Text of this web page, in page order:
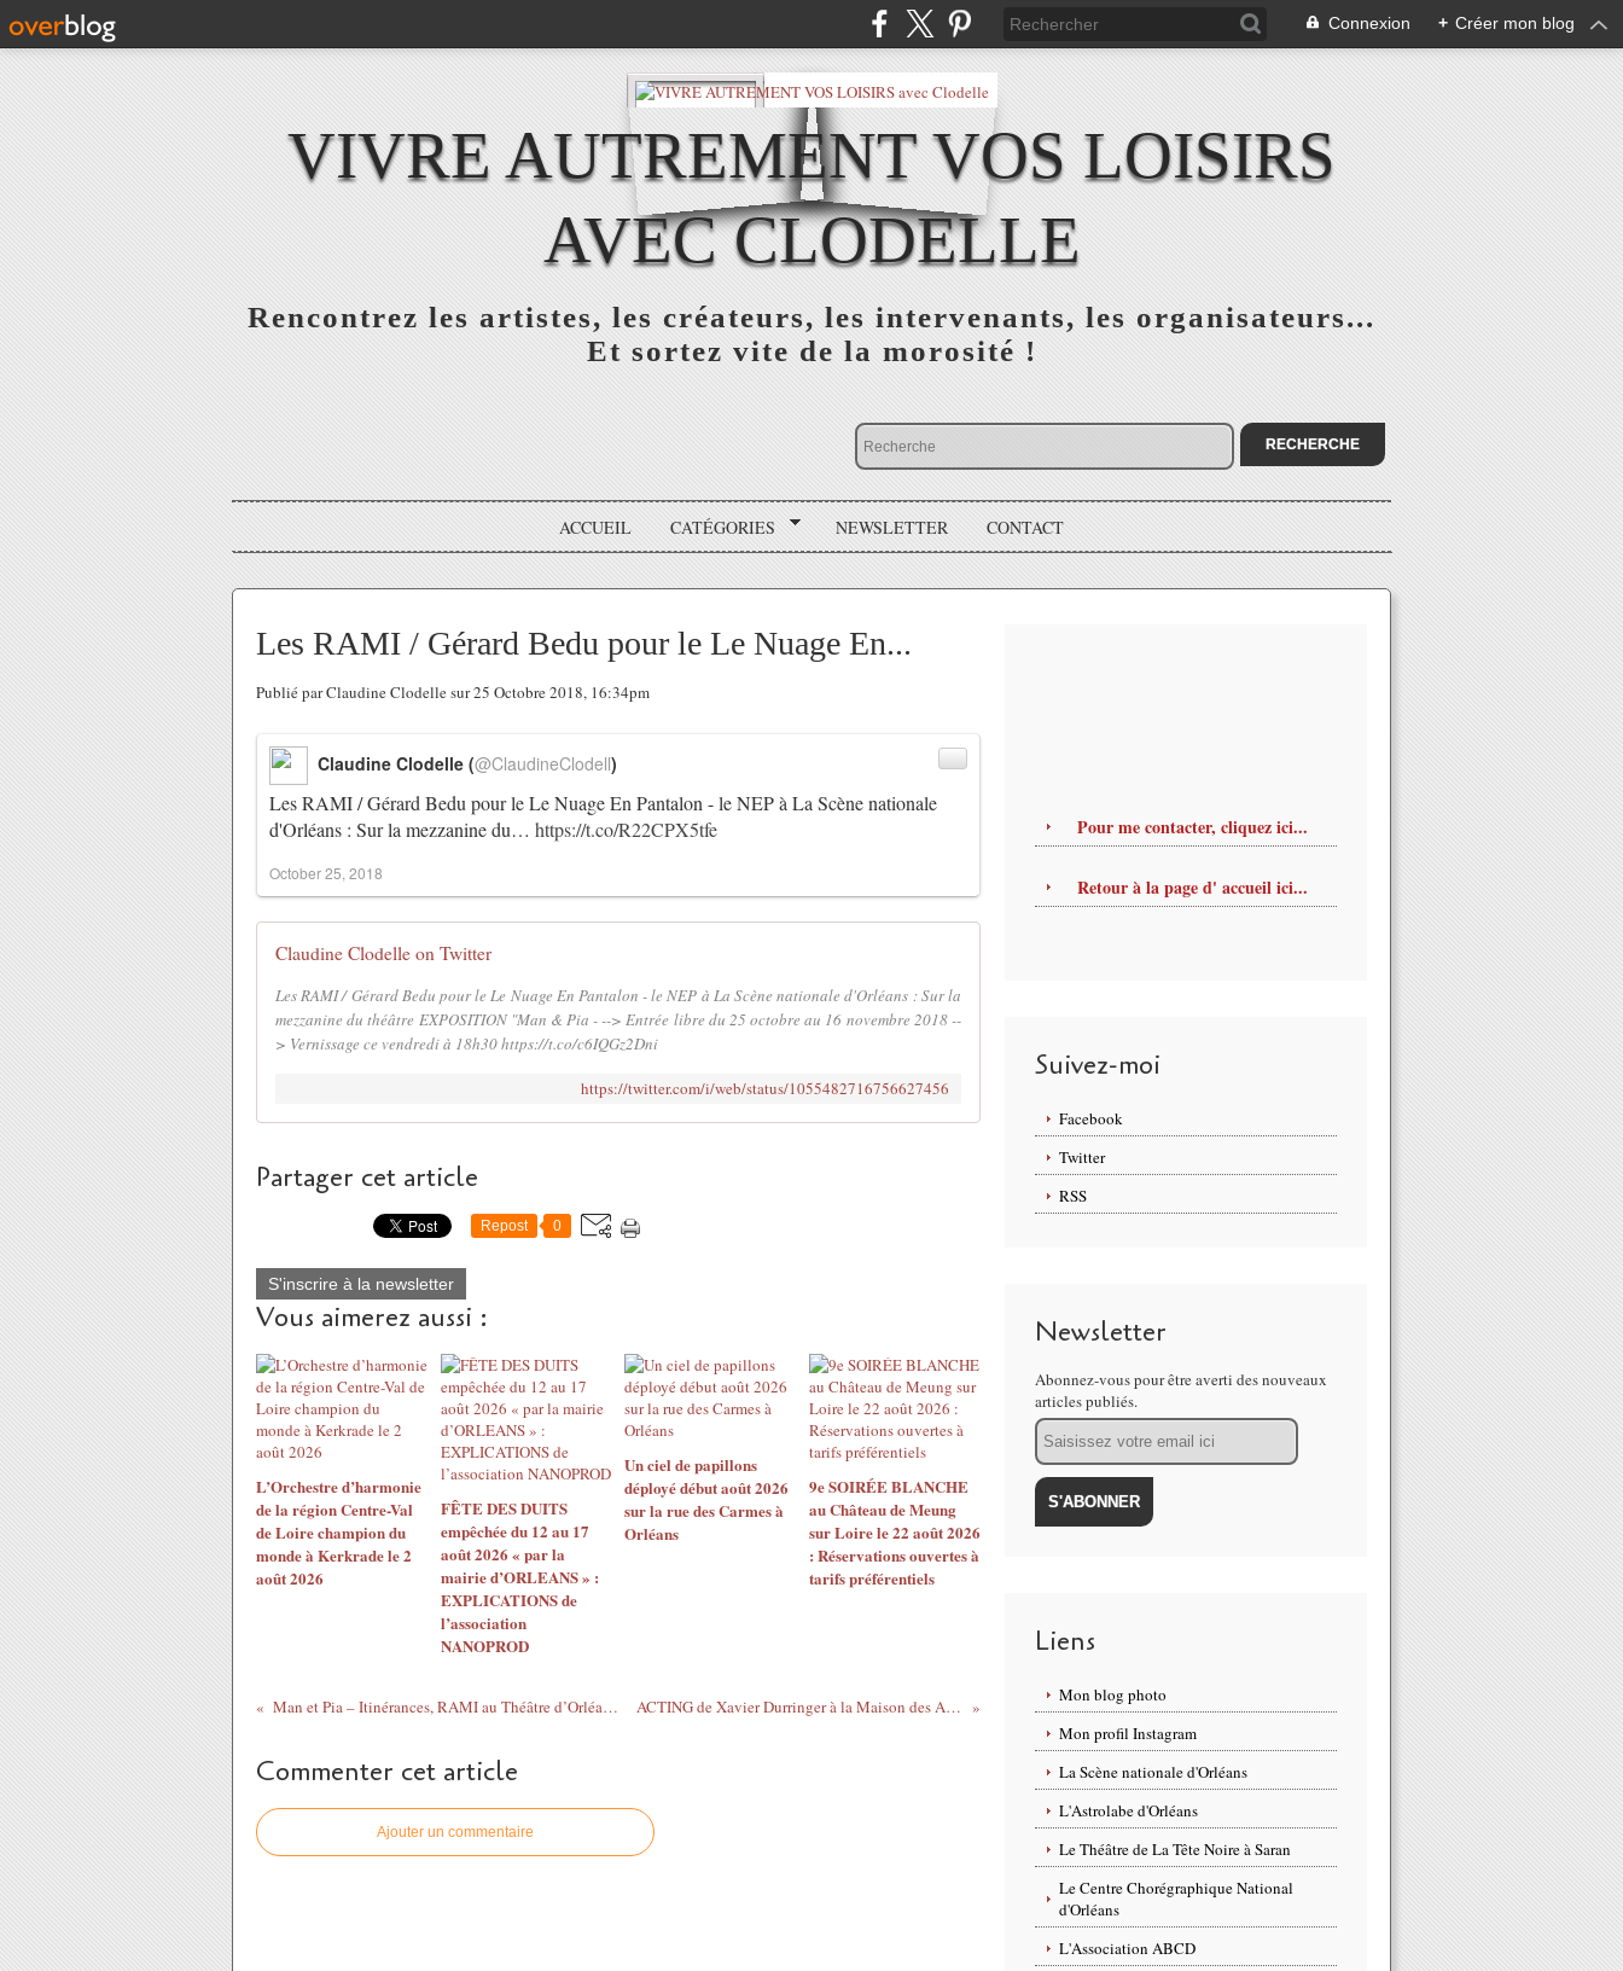
Connexion + Créer mon blog
VIVRE AUTREMENT VOS LOISIRS
AVEC CLODELLE
Rencontrez les artistes, les créateurs, les intervenants, les organisateurs...
Et sortez vite de la morosité !
ACCUEIL CATÉGORIES NEWSLETTER CONTACT
Les RAMI / Gérard Bedu pour le Le Nuage En...
Publié par Claudine Clodelle sur 25 Octobre 2018, 16:34pm
Les RAMI / Gérard Bedu pour le Le Nuage En Pantalon - le NEP à La Scène nationale
d'Orléans : Sur la mezzanine du… https://t.co/R22CPX5tfe
Claudine Clodelle (@ClaudineClodell)
October 25, 2018
Claudine Clodelle on Twitter
Les RAMI / Gérard Bedu pour le Le Nuage En Pantalon - le NEP à La Scène nationale d'Orléans : Sur la
mezzanine du théâtre EXPOSITION "Man & Pia - --> Entrée libre du 25 octobre au 16 novembre 2018 --
> Vernissage ce vendredi à 18h30 https://t.co/c6IQGz2Dni
https://twitter.com/i/web/status/1055482716756627456
Partager cet article
Repost 0
S'inscrire à la newsletter
Vous aimerez aussi :
L’Orchestre d’harmonie
de la région Centre-Val
de Loire champion du
monde à Kerkrade le 2
août 2026
FÊTE DES DUITS
empêchée du 12 au 17
août 2026 « par la
mairie d’ORLEANS » :
EXPLICATIONS de
l’association
NANOPROD
Un ciel de papillons
déployé début août 2026
sur la rue des Carmes à
Orléans
9e SOIRÉE BLANCHE
au Château de Meung
sur Loire le 22 août 2026
: Réservations ouvertes à
tarifs préférentiels
Man et Pia – Itinérances, RAMI au Théâtre d’Orléans. Exposition du 25 octobre au 16 novembre 2018 ACTING de Xavier Durringer à la Maison des Arts et de la Musique Orléans le 9 novembre 2018
Commenter cet article
Ajouter un commentaire
Pour me contacter, cliquez ici...
Retour à la page d' accueil ici...
Suivez-moi
Facebook
Twitter
RSS
Newsletter
Abonnez-vous pour être averti des nouveaux
articles publiés.
Email
Liens
Mon blog photo
Mon profil Instagram
La Scène nationale d'Orléans
L'Astrolabe d'Orléans
Le Théâtre de La Tête Noire à Saran
Le Centre Chorégraphique National
d'Orléans
L'Association ABCD